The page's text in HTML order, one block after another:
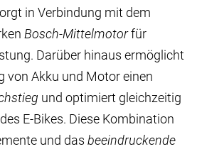
in Verbindung mit dem
Bosch-Mittelmotorfür
Darüber hinaus ermöglicht
von Akku und Motor einen
und optimiert gleichzeitig
des E-Bikes. Diese Kombination
und das beeindruckende